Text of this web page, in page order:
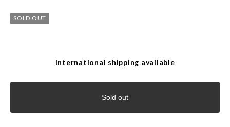
SOLD OUT
International shipping available
Sold out